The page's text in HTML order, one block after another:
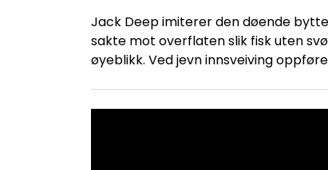
Jack Deep imiterer den døende
sakte mot overflaten slik fisk uten
øyeblikk. Ved jevn innsveiving